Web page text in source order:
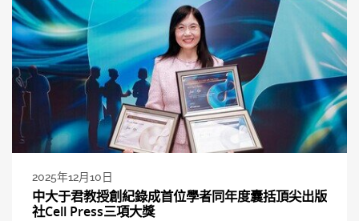
2025年12月10日
中大于君教授創紀錄成首位學者同年度囊括頂尖出版
社Cell Press三項大獎